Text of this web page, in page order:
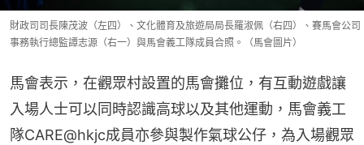
財政司司長陳茂波（左四）、文化體育及旅遊局局長羅淑佩（右四）、賽馬會公司
事務執行總監譚志源（右一）與馬會義工隊成員合照。（馬會圖片）
馬會表示，在觀眾村設置的馬會攤位，有互動遊戲讓
入場人士可以同時認識高球以及其他運動，馬會義工
隊CARE@hkjc成員亦參與製作氣球公仔，為入場觀眾